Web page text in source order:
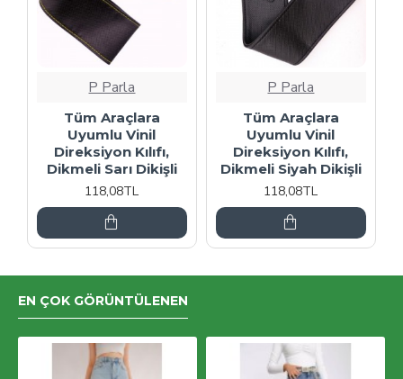
P Parla
Tüm Araçlara
Uyumlu Vinil
Direksiyon Kılıfı,
Dikmeli Sarı Dikişli
118,08TL
P Parla
Tüm Araçlara
Uyumlu Vinil
Direksiyon Kılıfı,
Dikmeli Siyah Dikişli
118,08TL
EN ÇOK GÖRÜNTÜLENEN